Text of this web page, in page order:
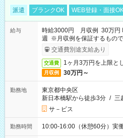
派遣 ブランクOK WEB登録・面接
給与
時給3000円 月収例 30万円
週 ※月収例を保証するもの
ービス利用可（利用条件有）
交通費別途支給あり
交通費 1ヶ月3万円を上限と
月収例 30万円～
勤務地
東京都中央区
新日本橋駅から徒歩3分 / 三
サ－ビス
勤務時間 10:00-16:00（休憩60分）実